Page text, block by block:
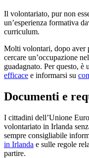
Il volontariato, pur non
un’esperienza formativa
curriculum.
Molti volontari, dopo aver
cercare un’occupazione
guadagnato. Per questo, è
efficace e informarsi su
Documenti e
I cittadini dell’Unione
volontariato in Irlanda
sempre consigliabile
in Irlanda e sulle regole
partire.